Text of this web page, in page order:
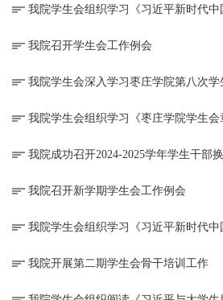
我院召开学生会工作例会
我院学生会组织学习《枣庄学院学生会
我院成功召开2024-2025学年学生干部
我院召开新学期学生会工作例会
我院开展第二期学生会骨干培训工作